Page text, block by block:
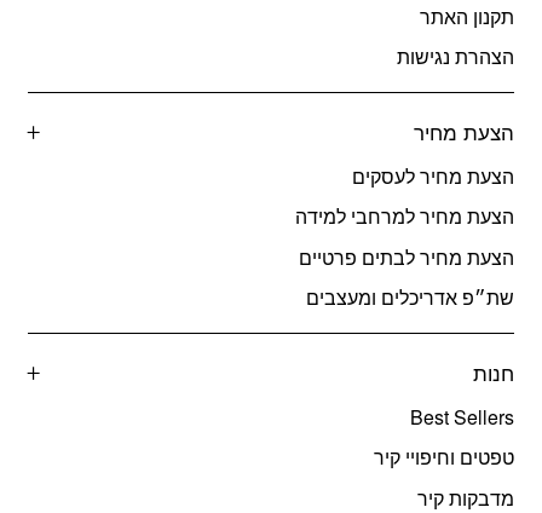
תקנון האתר
הצהרת נגישות
הצעת מחיר
הצעת מחיר לעסקים
הצעת מחיר למרחבי למידה
הצעת מחיר לבתים פרטיים
שת״פ אדריכלים ומעצבים
חנות
Best Sellers
טפטים וחיפויי קיר
מדבקות קיר